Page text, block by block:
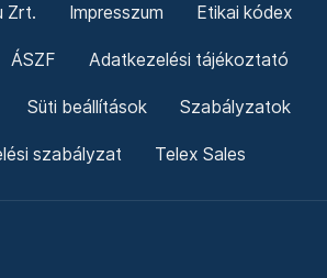
Zrt. Impresszum Etikai kódex
ÁSZF Adatkezelési tájékoztató
Süti beállítások Szabályzatok
szabályzat Telex Sales